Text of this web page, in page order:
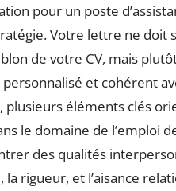
pour un poste
Votre lettre ne doit
de votre CV, mais
et cohérent
plusieurs éléments clés
le domaine de l’emploi
des qualités
rigueur, et l’aisance